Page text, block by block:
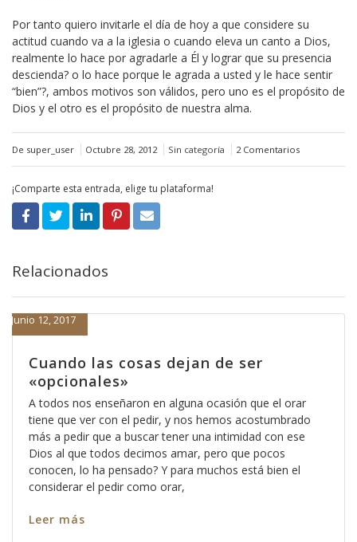
Por tanto quiero invitarle el día de hoy a que considere su
actitud cuando va a la iglesia o cuando eleva un canto a Dios,
realmente lo hace por agradarle a Él y lograr que su presencia
descienda? o lo hace porque le agrada a usted y le hace sentir
“bien”?, ambos motivos son válidos, pero uno es el propósito de
Dios y el otro es el propósito de nuestra alma.
De super_user Octubre 28, 2012 Sin categoría 2 Comentarios
¡Comparte esta entrada, elige tu plataforma!
Relacionados
Cuando las cosas dejan de ser
«opcionales»
Junio 12, 2017
A todos nos enseñaron en alguna ocasión que el orar
tiene que ver con el pedir, y nos hemos acostumbrado
más a pedir que a buscar tener una intimidad con ese
Dios al que todos decimos amar, pero que pocos
conocen, lo ha pensado? Y para muchos está bien el
considerar el pedir como orar,
Leer más